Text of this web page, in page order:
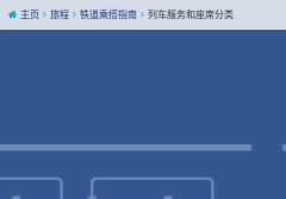
主页 旅程 铁道乘搭指南 列车服务和座席分类